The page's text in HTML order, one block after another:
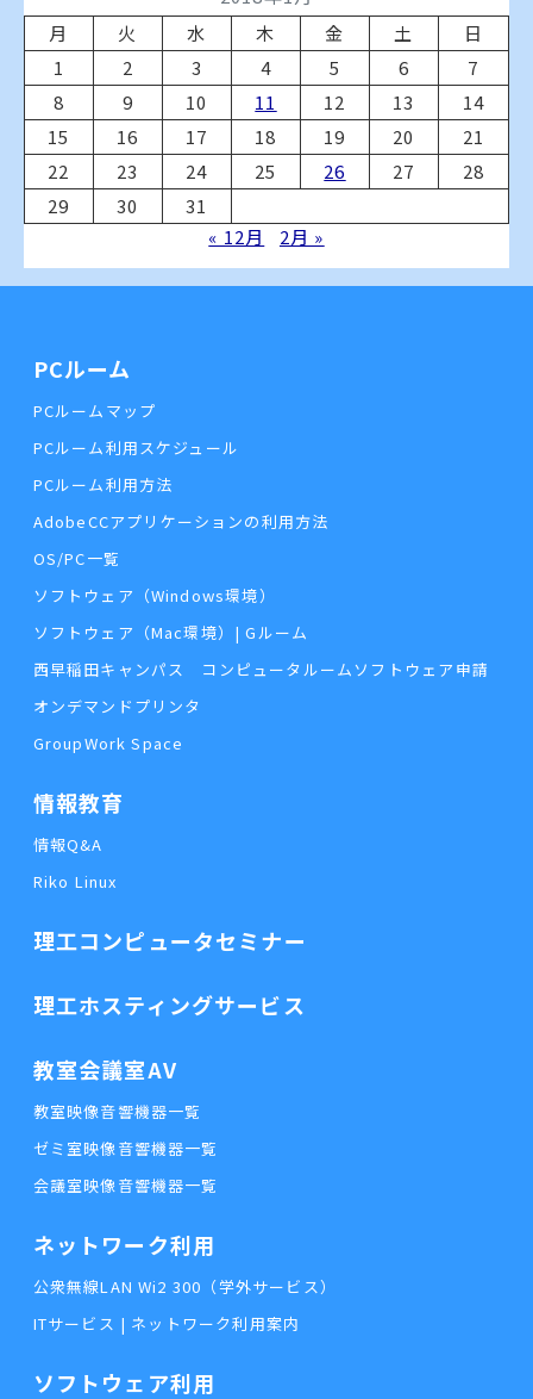
月
火 水 木 金 土
日
1
2 3 4 5 6
7
8
9 10 11 12 13
14
15
16 17 18 19 20
21
22
23 24 25 26 27
28
29
30
31
« 12月
2月 »
PCルーム
PCルームマップ
PCルーム利用スケジュール
PCルーム利用方法
AdobeCCアプリケーションの利用方法
OS/PC一覧
ソフトウェア（Windows環境）
ソフトウェア（Mac環境）| Gルーム
西早稲田キャンパス コンピュータルームソフトウェア申請
オンデマンドプリンタ
GroupWork Space
情報教育
情報Q&A
Riko Linux
理工コンピュータセミナー
理工ホスティングサービス
教室会議室AV
教室映像音響機器一覧
ゼミ室映像音響機器一覧
会議室映像音響機器一覧
ネットワーク利用
公衆無線LAN Wi2 300（学外サービス）
ITサービス | ネットワーク利用案内
ソフトウェア利用